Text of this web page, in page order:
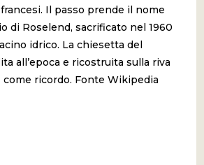
Il passo prende il nome
di Roselend, sacrificato nel 1960
idrico. La chiesetta del
all’epoca e ricostruita sulla riva
ricordo. Fonte Wikipedia